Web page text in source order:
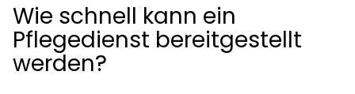
Wie schnell kann ein
Pflegedienst bereitgestellt
werden?